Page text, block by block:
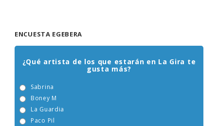
ENCUESTA EGEBERA
¿Qué artista de los que estarán en La Gira te
gusta más?
Sabrina
Boney M
La Guardia
Paco Pil